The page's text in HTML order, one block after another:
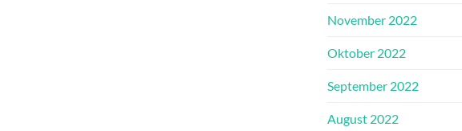
November 2022
Oktober 2022
September 2022
August 2022